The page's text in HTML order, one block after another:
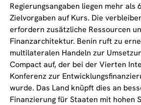
Regierungsangaben liegen mehr als
Zielvorgaben auf Kurs. Die
erfordern zusätzliche Ressourcen
Finanzarchitektur. Benin ruft zu
multilateralen Handeln zur
Compact auf, der bei der Vierten
Konferenz zur
wurde. Das Land knüpft dies an
Finanzierung für Staaten mit hohen